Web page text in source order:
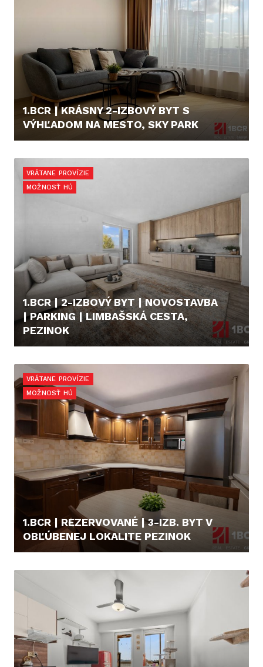
1.BCR | KRÁSNY 2-IZBOVÝ BYT S
VÝHĽADOM NA MESTO, SKY PARK
VRÁTANE PROVÍZIE
MOŽNOSŤ HÚ
1.BCR | 2-IZBOVÝ BYT | NOVOSTAVBA
| PARKING | LIMBAŠSKÁ CESTA,
PEZINOK
VRÁTANE PROVÍZIE
MOŽNOSŤ HÚ
1.BCR | REZERVOVANÉ | 3-IZB. BYT V
OBĽÚBENEJ LOKALITE PEZINOK